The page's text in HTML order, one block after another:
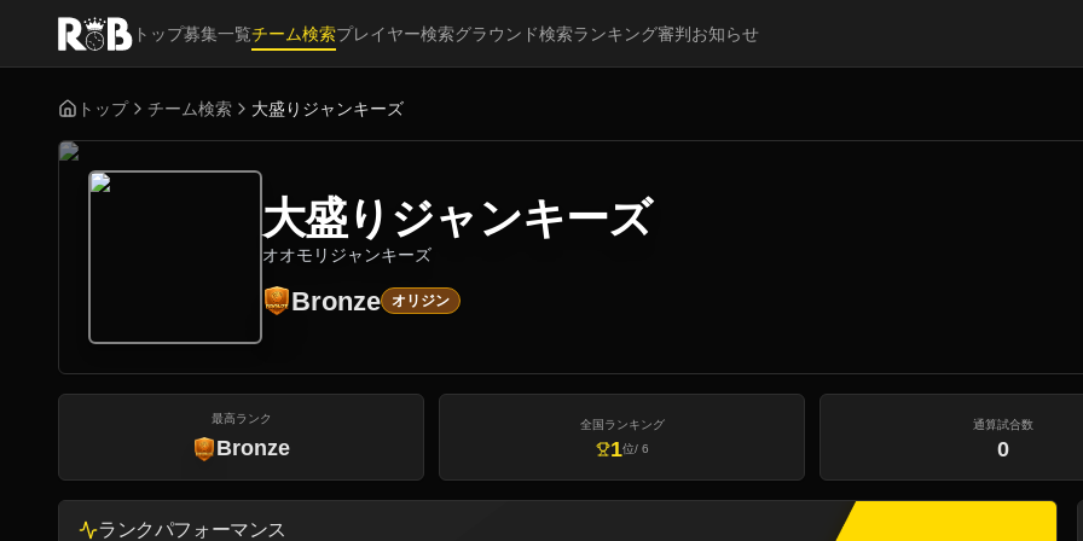
トップ募集一覧チーム検索プレイヤー検索グラウンド検索ランキング審判お知らせ
トップ チーム検索 大盛りジャンキーズ
大盛りジャンキーズ
オオモリジャンキーズ
Bronze オリジン
最高ランク
Bronze
全国ランキング
1位/ 6
通算試合数
0
ランクパフォーマンス